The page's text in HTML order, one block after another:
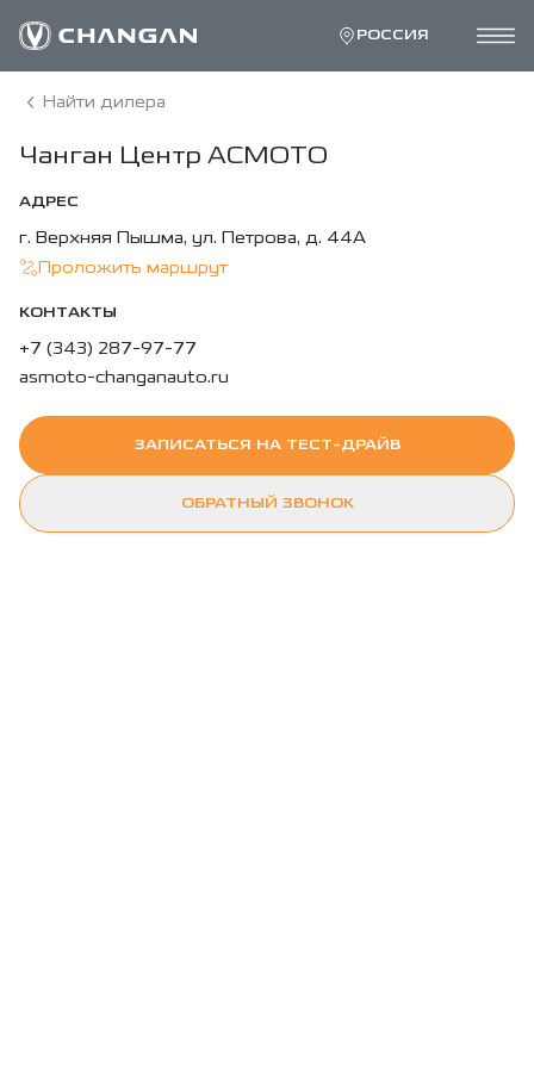
РОССИЯ
Найти дилера
Чанган Центр АСМОТО
АДРЕС
г. Верхняя Пышма, ул. Петрова, д. 44А
Проложить маршрут
КОНТАКТЫ
+7 (343) 287-97-77
asmoto-changanauto.ru
ЗАПИСАТЬСЯ НА ТЕСТ-ДРАЙВ
ОБРАТНЫЙ ЗВОНОК